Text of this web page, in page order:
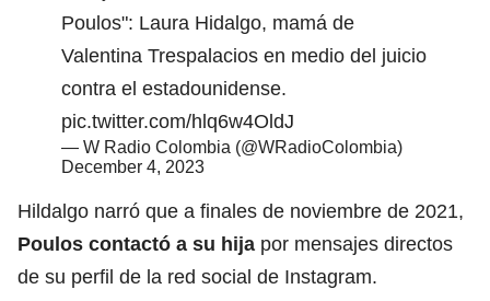
Poulos": Laura Hidalgo, mamá de
Valentina Trespalacios en medio del juicio
contra el estadounidense.
pic.twitter.com/hlq6w4OldJ
— W Radio Colombia (@WRadioColombia)
December 4, 2023
Hildalgo narró que a finales de noviembre de 2021,
Poulos contactó a su hija por mensajes directos
de su perfil de la red social de Instagram.